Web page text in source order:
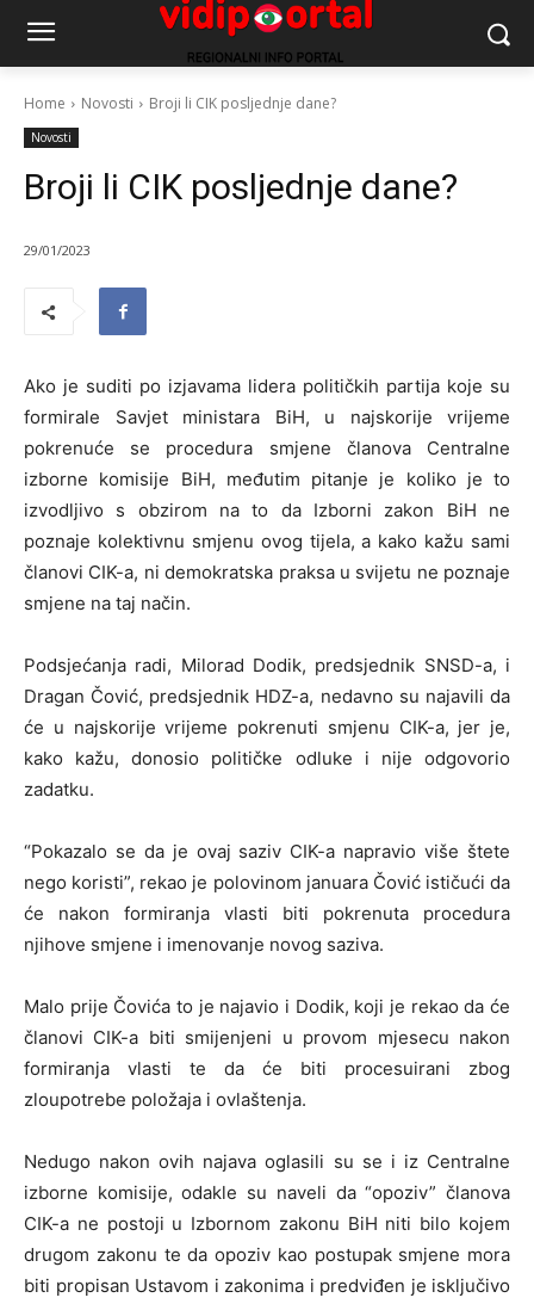
Home Novosti Broji li CIK posljednje dane?
Novosti
Broji li CIK posljednje dane?
29/01/2023
Ako je suditi po izjavama lidera političkih partija koje su
formirale Savjet ministara BiH, u najskorije vrijeme
pokrenuće se procedura smjene članova Centralne
izborne komisije BiH, međutim pitanje je koliko je to
izvodljivo s obzirom na to da Izborni zakon BiH ne
poznaje kolektivnu smjenu ovog tijela, a kako kažu sami
članovi CIK-a, ni demokratska praksa u svijetu ne poznaje
smjene na taj način.
Podsjećanja radi, Milorad Dodik, predsjednik SNSD-a, i
Dragan Čović, predsjednik HDZ-a, nedavno su najavili da
će u najskorije vrijeme pokrenuti smjenu CIK-a, jer je,
kako kažu, donosio političke odluke i nije odgovorio
zadatku.
“Pokazalo se da je ovaj saziv CIK-a napravio više štete
nego koristi”, rekao je polovinom januara Čović ističući da
će nakon formiranja vlasti biti pokrenuta procedura
njihove smjene i imenovanje novog saziva.
Malo prije Čovića to je najavio i Dodik, koji je rekao da će
članovi CIK-a biti smijenjeni u provom mjesecu nakon
formiranja vlasti te da će biti procesuirani zbog
zloupotrebe položaja i ovlaštenja.
Nedugo nakon ovih najava oglasili su se i iz Centralne
izborne komisije, odakle su naveli da “opoziv” članova
CIK-a ne postoji u Izbornom zakonu BiH niti bilo kojem
drugom zakonu te da opoziv kao postupak smjene mora
biti propisan Ustavom i zakonima i predviđen je isključivo